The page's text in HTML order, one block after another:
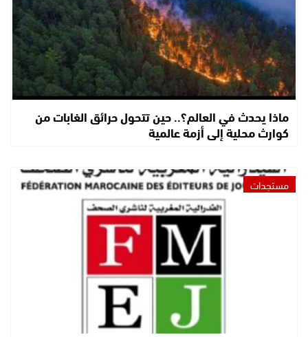
ماذا يحدث في العالم؟.. حين تتحول حرائق الغابات من
كوارث محلية إلى أزمة عالمية
مستجدات